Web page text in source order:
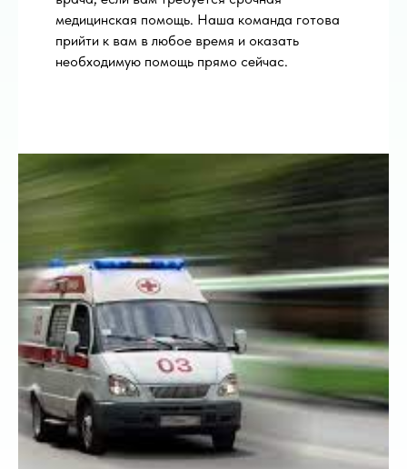
медицинская помощь. Наша команда готова
прийти к вам в любое время и оказать
необходимую помощь прямо сейчас.